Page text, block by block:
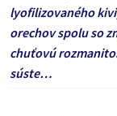
lyofilizovaného
orechov spolu so
chuťovú
súste…